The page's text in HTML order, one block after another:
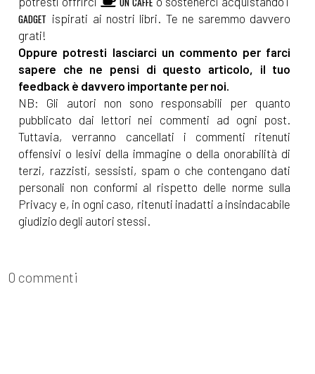
GADGET ispirati ai nostri libri. Te ne saremmo davvero
grati!
Oppure potresti lasciarci un commento per farci
sapere che ne pensi di questo articolo, il tuo
feedback è davvero importante per noi.
NB: Gli autori non sono responsabili per quanto
pubblicato dai lettori nei commenti ad ogni post.
Tuttavia, verranno cancellati i commenti ritenuti
offensivi o lesivi della immagine o della onorabilità di
terzi, razzisti, sessisti, spam o che contengano dati
personali non conformi al rispetto delle norme sulla
Privacy e, in ogni caso, ritenuti inadatti a insindacabile
giudizio degli autori stessi.
0 commenti